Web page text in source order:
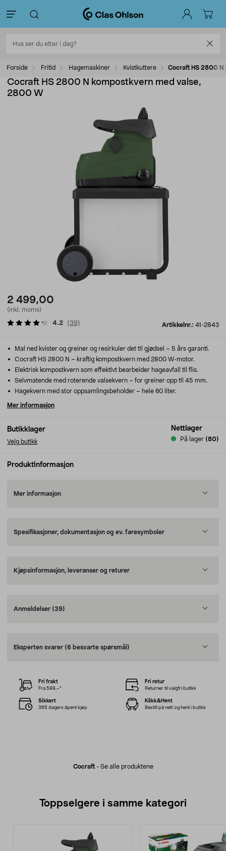
Forside Fritid Hagemaskiner Kvistkuttere Cocraft HS 2800
Cocraft HS 2800 N kompostkvern med valse,
2800 W
2 499,00
(inkl. moms)
Artikkelnr.: 41-2843
4.2 (39)
Butikklager
Velg butikk
Nettlager
På lager (80)
Mal ned kvister og greiner og resirkuler det til gjødsel – 5 års garanti.
Cocraft HS 2800 N – kraftig kompostkvern med 2800 W-motor.
Elektrisk kompostkvern som effektivt bearbeider hageavfall til flis.
Selvmatende med roterende valsekvern – for greiner opp til 45 mm.
Hagekvern med stor oppsamlingsbeholder – hele 60 liter.
Mer informasjon
Produktinformasjon
Mer informasjon
Spesifikasjoner, dokumentasjon og ev. faresymboler
Kjøpsinformasjon, leveranser og returer
Anmeldelser (39)
Eksperten svarer (6 besvarte spørsmål)
Cocraft- Se alle produktene
Fri frakt
Fra 599,–*
Fri retur
Returner til valgfri butikk
Sikkert
365 dagers åpent kjøp
Klikk&Hent
Bestill på nett og hent i butikk
Toppselgere i samme kategori